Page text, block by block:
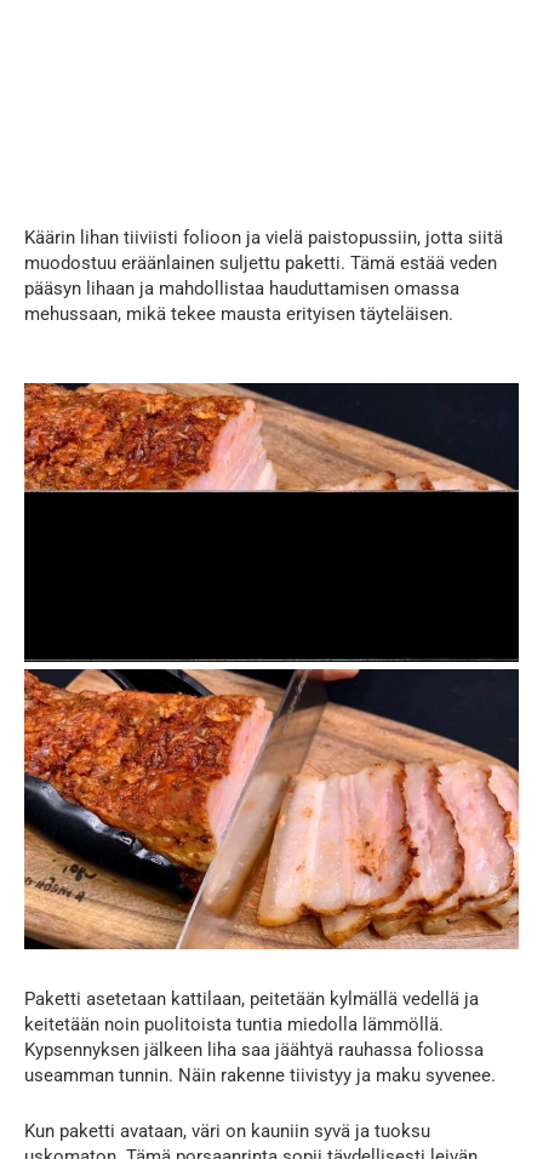
Käärin lihan tiiviisti folioon ja vielä paistopussiin, jotta siitä
muodostuu eräänlainen suljettu paketti. Tämä estää veden
pääsyn lihaan ja mahdollistaa hauduttamisen omassa
mehussaan, mikä tekee mausta erityisen täyteläisen.
Paketti asetetaan kattilaan, peitetään kylmällä vedellä ja
keitetään noin puolitoista tuntia miedolla lämmöllä.
Kypsennyksen jälkeen liha saa jäähtyä rauhassa foliossa
useamman tunnin. Näin rakenne tiivistyy ja maku syvenee.
Kun paketti avataan, väri on kauniin syvä ja tuoksu